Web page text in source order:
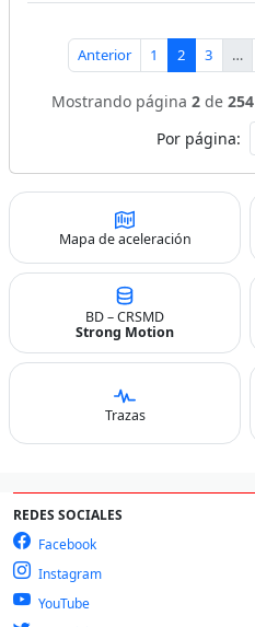
Anterior 1 2 3 …
Mostrando página 2 de 254
Por página:
Mapa de aceleración
BD – CRSMD
Strong Motion
Trazas
REDES SOCIALES
Facebook
Instagram
YouTube